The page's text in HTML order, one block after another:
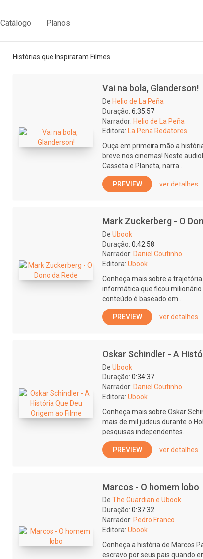
Catálogo Planos
Histórias que Inspiraram Filmes
Vai na bola, Glanderson!
De Helio de La Peña
Duração: 6:35:57
Narrador: Helio de La Peña
Editora:
La Pena Redatores
Ouça em primeira mão a
breve nos cinemas! Neste
Casseta e Planeta, narra...
PREVIEW ver detalhes
Mark Zuckerberg - O
De Ubook
Duração: 0:42:58
Narrador: Daniel Coutinho
Editora: Ubook
Conheça mais sobre a
informática que ficou milionário
conteúdo é baseado em...
PREVIEW ver detalhes
Oskar Schindler - A
De Ubook
Duração: 0:34:37
Narrador: Daniel Coutinho
Editora: Ubook
Conheça mais sobre Oskar
mais de mil judeus durante o
pesquisas independentes.
PREVIEW ver detalhes
Marcos - O homem lobo
De The Guardian e Ubook
Duração: 0:37:32
Narrador: Pedro Franco
Editora: Ubook
Conheça a história de Marcos
escravo por seus pais quando